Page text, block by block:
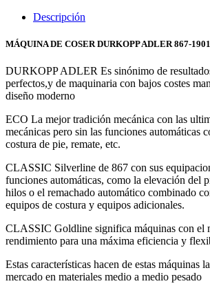
Descripción
MÁQUINA DE COSER DURKOPP ADLER 867-
DURKOPP ADLER Es sinónimo de
perfectos,y de maquinaria con bajos costes
diseño moderno
ECO La mejor tradición mecánica con las
mecánicas pero sin las funciones automáticas
costura de pie, remate, etc.
CLASSIC Silverline de 867 con sus
funciones automáticas, como la elevación del
hilos o el remachado automático combinado
equipos de costura y equipos adicionales.
CLASSIC Goldline significa máquinas con el
rendimiento para una máxima eficiencia y
Estas características hacen de estas máquinas
mercado en materiales medio a medio pesado